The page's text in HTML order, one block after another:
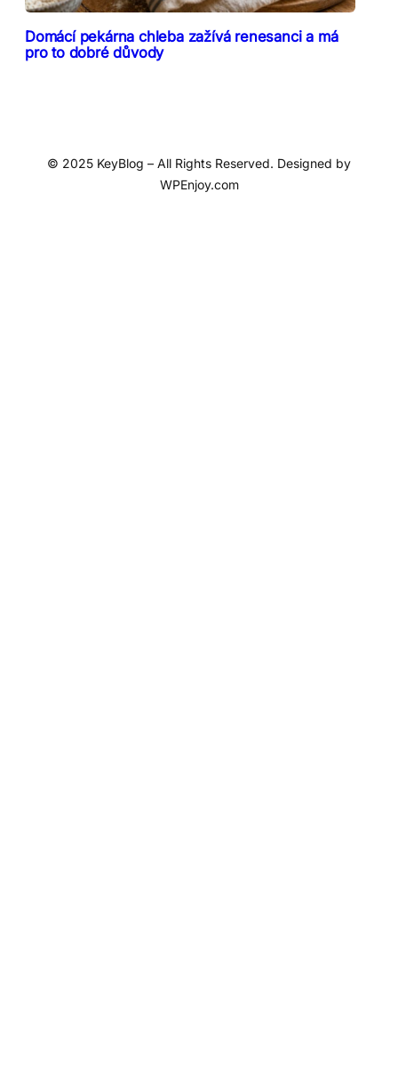
Domácí pekárna chleba zažívá renesanci a má
pro to dobré důvody
© 2025 KeyBlog – All Rights Reserved. Designed by
WPEnjoy.com